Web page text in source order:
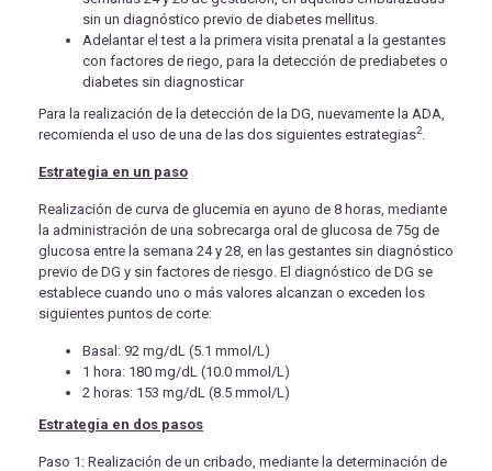
sin un diagnóstico previo de diabetes mellitus.
Adelantar el test a la primera visita prenatal a la gestantes
con factores de riego, para la detección de prediabetes o
diabetes sin diagnosticar
Para la realización de la detección de la DG, nuevamente la ADA,
recomienda el uso de una de las dos siguientes estrategias2.
Estrategia en un paso
Realización de curva de glucemia en ayuno de 8 horas, mediante
la administración de una sobrecarga oral de glucosa de 75g de
glucosa entre la semana 24 y 28, en las gestantes sin diagnóstico
previo de DG y sin factores de riesgo. El diagnóstico de DG se
establece cuando uno o más valores alcanzan o exceden los
siguientes puntos de corte:
Basal: 92 mg/dL (5.1 mmol/L)
1 hora: 180 mg/dL (10.0 mmol/L)
2 horas: 153 mg/dL (8.5 mmol/L)
Estrategia en dos pasos
Paso 1: Realización de un cribado, mediante la determinación de